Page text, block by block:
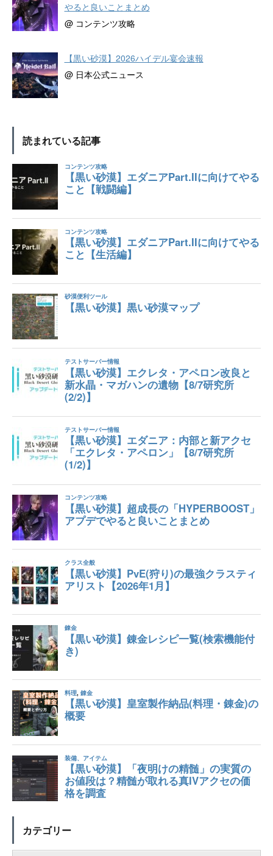
やると良いことまとめ
@ コンテンツ攻略
【黒い砂漠】2026ハイデル宴会速報
@ 日本公式ニュース
読まれている記事
カテゴリー